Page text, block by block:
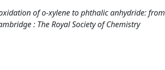
of o-xylene to phthalic anhydride: from
: The Royal Society of Chemistry